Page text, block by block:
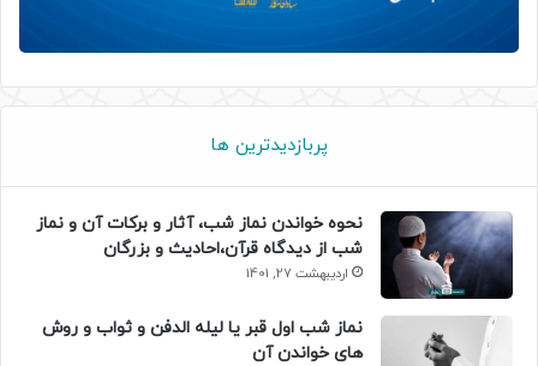
پربازدیدترین ها
نحوه خواندن نماز شب، آثار و برکات آن و نماز
شب از دیدگاه قرآن،احادیث و بزرگان
اردیبهشت 27, 1401
نماز شب اول قبر یا لیله الدفن و ثواب و روش
های خواندن آن